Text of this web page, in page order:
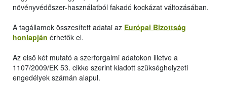
növényvédőszer-használatból fakadó kockázat változásában.
A tagállamok összesített adatai az Európai Bizottság
honlapján érhetők el.
Az első két mutató a szerforgalmi adatokon illetve a
1107/2009/EK 53. cikke szerint kiadott szükséghelyzeti
engedélyek számán alapul.